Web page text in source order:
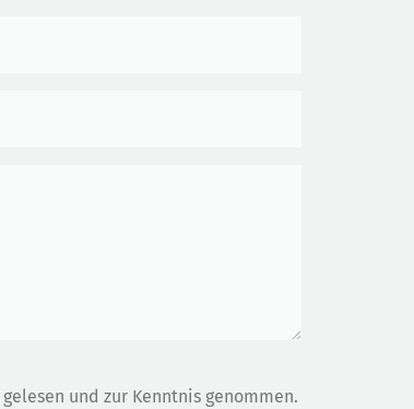
gelesen und zur Kenntnis genommen.